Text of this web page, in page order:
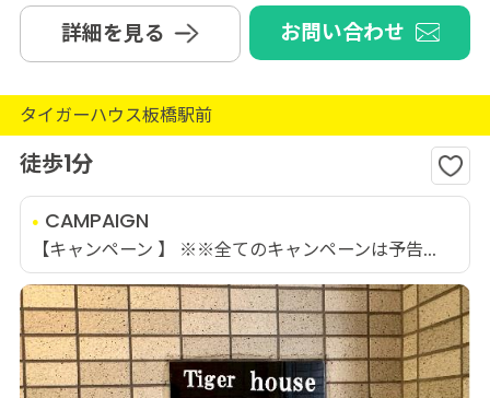
詳細を見る お問い合わせ
タイガーハウス板橋駅前
徒歩1分
CAMPAIGN
【キャンペーン 】 ※※全てのキャンペーンは予告...